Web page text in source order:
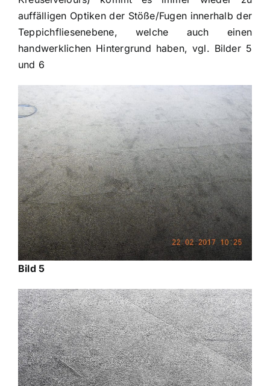
auffälligen Optiken der Stöße/Fugen innerhalb der
Teppichfliesenebene, welche auch einen
handwerklichen Hintergrund haben, vgl. Bilder 5
und 6
Bild 5